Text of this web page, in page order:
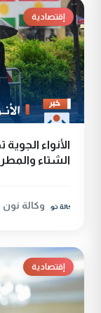
إقتصادية
الأنواء
الشتاء والمطر
وكالة نون
إقتصادية